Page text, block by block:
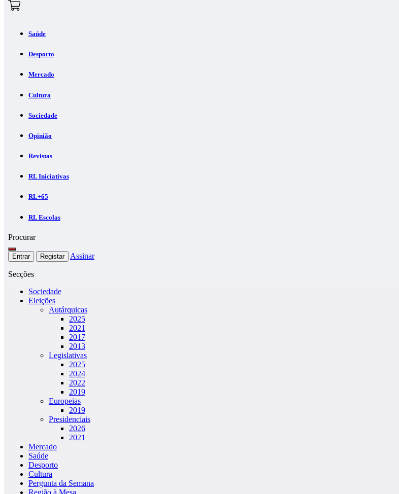
Saúde
Desporto
Mercado
Cultura
Sociedade
Opinião
Revistas
RL Iniciativas
RL+65
RL Escolas
Procurar
Entrar Registar Assinar
Secções
Sociedade
Eleições
Autárquicas
2025
2021
2017
2013
Legislativas
2025
2024
2022
2019
Europeias
2019
Presidenciais
2026
2021
Mercado
Saúde
Desporto
Cultura
Pergunta da Semana
Região à Mesa